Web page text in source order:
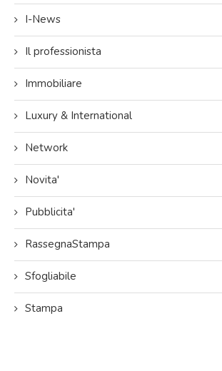
I-News
Il professionista
Immobiliare
Luxury & International
Network
Novita'
Pubblicita'
RassegnaStampa
Sfogliabile
Stampa